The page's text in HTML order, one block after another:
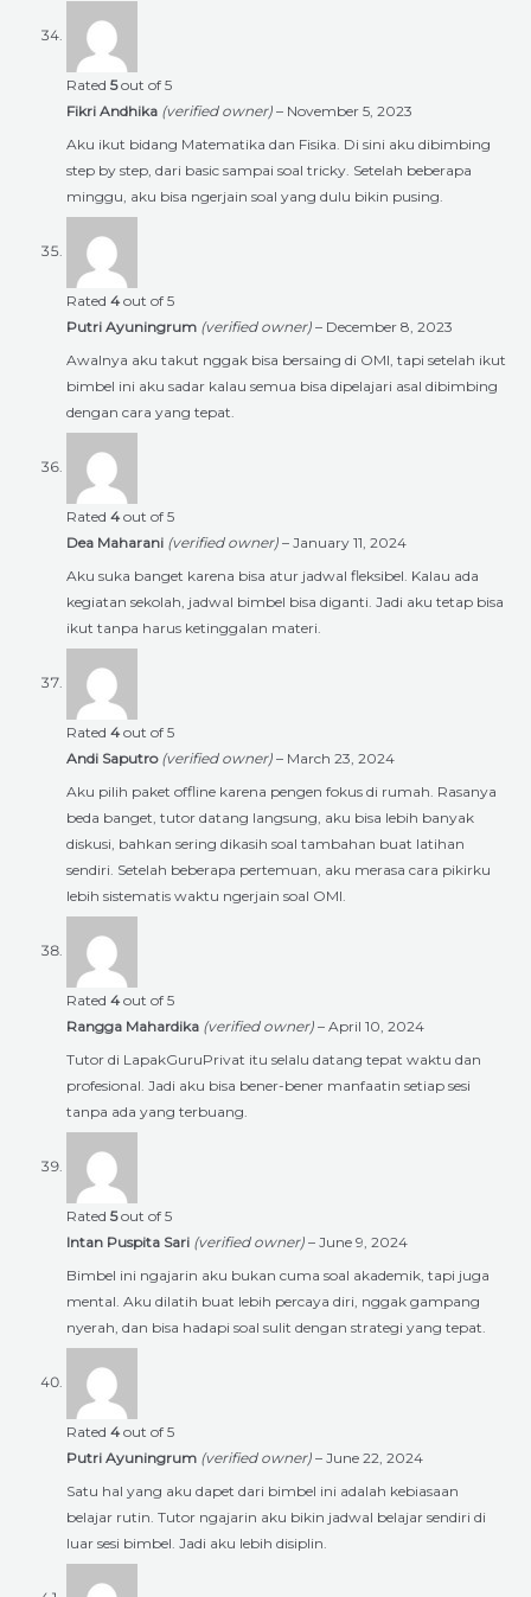
Rated 5out of 5
Fikri Andhika (verified owner) – November 5, 2023
Aku ikut bidang Matematika dan Fisika. Di sini aku dibimbing
step by step, dari basic sampai soal tricky. Setelah beberapa
minggu, aku bisa ngerjain soal yang dulu bikin pusing.
Rated 4 out of 5
Putri Ayuningrum (verified owner) – December 8, 2023
Awalnya aku takut nggak bisa bersaing di OMI, tapi setelah ikut
bimbel ini aku sadar kalau semua bisa dipelajari asal dibimbing
dengan cara yang tepat.
Rated 4 out of 5
Dea Maharani (verified owner) – January 11, 2024
Aku suka banget karena bisa atur jadwal fleksibel. Kalau ada
kegiatan sekolah, jadwal bimbel bisa diganti. Jadi aku tetap bisa
ikut tanpa harus ketinggalan materi.
Rated 4 out of 5
Andi Saputro (verified owner) – March 23, 2024
Aku pilih paket offline karena pengen fokus di rumah. Rasanya
beda banget, tutor datang langsung, aku bisa lebih banyak
diskusi, bahkan sering dikasih soal tambahan buat latihan
sendiri. Setelah beberapa pertemuan, aku merasa cara pikirku
lebih sistematis waktu ngerjain soal OMI.
Rated 4 out of 5
Rangga Mahardika (verified owner) – April 10, 2024
Tutor di LapakGuruPrivat itu selalu datang tepat waktu dan
profesional. Jadi aku bisa bener-bener manfaatin setiap sesi
tanpa ada yang terbuang.
Rated 5out of 5
Intan Puspita Sari (verified owner) – June 9, 2024
Bimbel ini ngajarin aku bukan cuma soal akademik, tapi juga
mental. Aku dilatih buat lebih percaya diri, nggak gampang
nyerah, dan bisa hadapi soal sulit dengan strategi yang tepat.
Rated 4 out of 5
Putri Ayuningrum (verified owner) – June 22, 2024
Satu hal yang aku dapet dari bimbel ini adalah kebiasaan
belajar rutin. Tutor ngajarin aku bikin jadwal belajar sendiri di
luar sesi bimbel. Jadi aku lebih disiplin.